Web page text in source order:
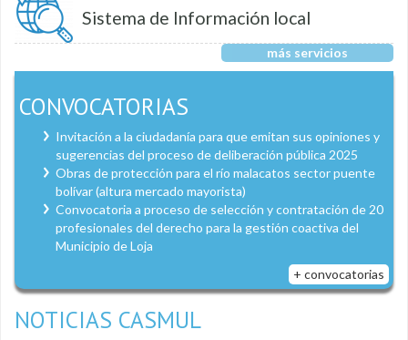
Sistema de Información local
más servicios
CONVOCATORIAS
Invitación a la ciudadanía para que emitan sus opiniones y
sugerencias del proceso de deliberación pública 2025
Obras de protección para el río malacatos sector puente
bolívar (altura mercado mayorista)
Convocatoria a proceso de selección y contratación de 20
profesionales del derecho para la gestión coactiva del
Municipio de Loja
+ convocatorias
NOTICIAS CASMUL